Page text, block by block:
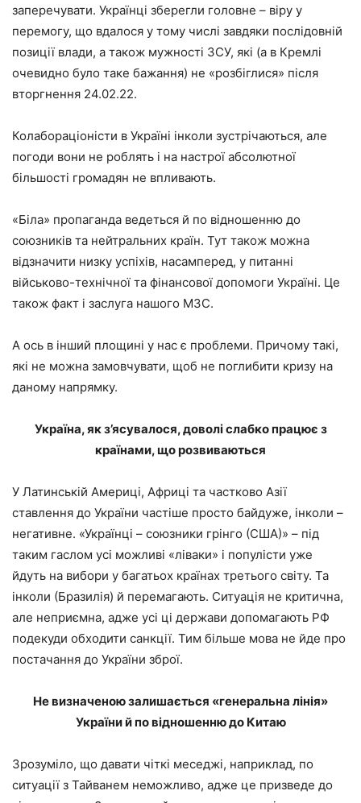
заперечувати. Українці зберегли головне – віру у
перемогу, що вдалося у тому числі завдяки послідовній
позиції влади, а також мужності ЗСУ, які (а в Кремлі
очевидно було таке бажання) не «розбіглися» після
вторгнення 24.02.22.
Колабораціоністи в Україні інколи зустрічаються, але
погоди вони не роблять і на настрої абсолютної
більшості громадян не впливають.
«Біла» пропаганда ведеться й по відношенню до
союзників та нейтральних країн. Тут також можна
відзначити низку успіхів, насамперед, у питанні
військово-технічної та фінансової допомоги Україні. Це
також факт і заслуга нашого МЗС.
А ось в інший площині у нас є проблеми. Причому такі,
які не можна замовчувати, щоб не поглибити кризу на
даному напрямку.
Україна, як з’ясувалося, доволі слабко працює з
країнами, що розвиваються
У Латинській Америці, Африці та частково Азії
ставлення до України частіше просто байдуже, інколи –
негативне. «Українці – союзники грінго (США)» – під
таким гаслом усі можливі «ліваки» і популісти уже
йдуть на вибори у багатьох країнах третього світу. Та
інколи (Бразилія) й перемагають. Ситуація не критична,
але неприємна, адже усі ці держави допомагають РФ
подекуди обходити санкції. Тим більше мова не йде про
постачання до України зброї.
Не визначеною залишається «генеральна лінія»
України й по відношенню до Китаю
Зрозуміло, що давати чіткі меседжі, наприклад, по
ситуації з Тайванем неможливо, адже це призведе до